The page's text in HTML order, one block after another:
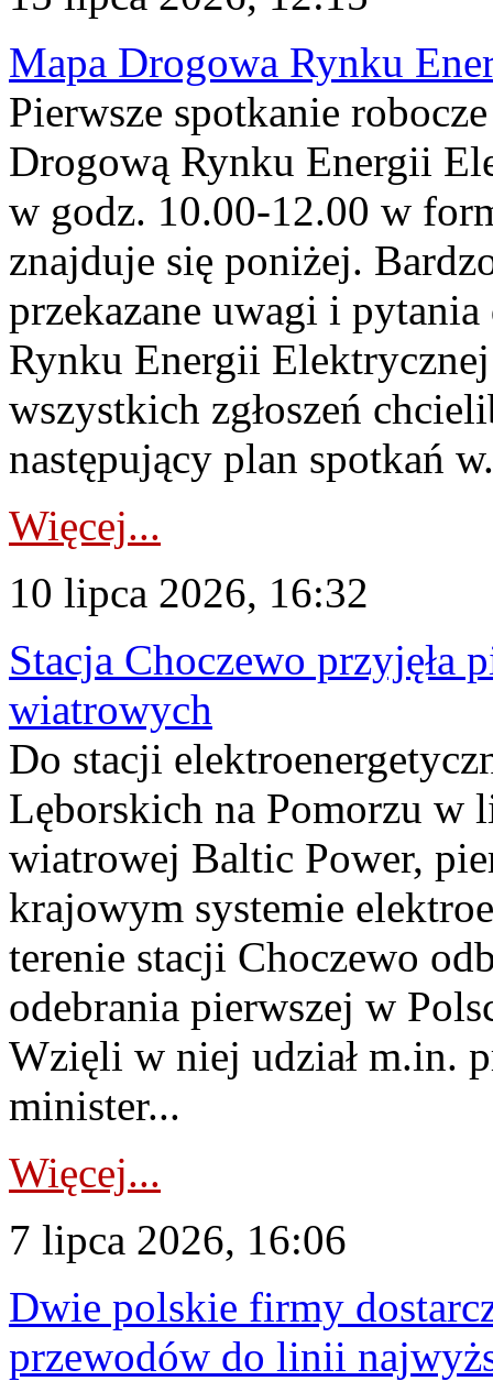
Mapa Drogowa Rynku
Pierwsze spotkanie
Drogową Rynku Energii
w godz. 10.00-12.00 w
znajduje się poniżej.
przekazane uwagi i
Rynku Energii
wszystkich zgłoszeń
następujący plan spotkań
Więcej...
10 lipca 2026, 16:32
Stacja Choczewo przyjęła
wiatrowych
Do stacji
Lęborskich na Pomorzu w
wiatrowej Baltic Power,
krajowym systemie
terenie stacji Choczewo
odebrania pierwszej w
Wzięli w niej udział m.in.
minister...
Więcej...
7 lipca 2026, 16:06
Dwie polskie firmy
przewodów do linii